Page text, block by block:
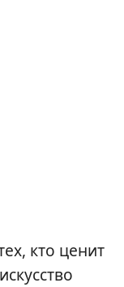
кто ценит